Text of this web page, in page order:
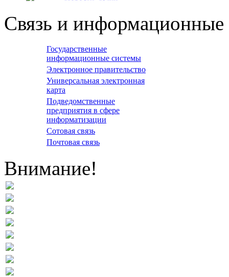
Связь и информационные
Государственные
информационные системы
Электронное правительство
Универсальная электронная
карта
Подведомственные
предприятия в сфере
информатизации
Сотовая связь
Почтовая связь
Внимание!